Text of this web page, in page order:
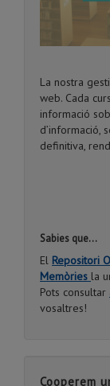
La nostra
web. Cada
informació
d’informació,
definitiva,
Sabies que...
El Repositori
Memòries la
Pots consultar
vosaltres!
Cooperem